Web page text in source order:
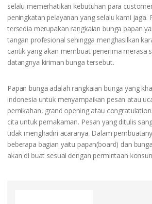
selalu memerhatikan kebutuhan para
peningkatan pelayanan yang selalu kami jaga.
tersedia merupakan rangkaian bunga papan
tangan profesional sehingga menghasilkan
cantik yang akan membuat penerima merasa
datangnya kiriman bunga tersebut.
Papan bunga adalah rangkaian bunga yang
indonesia untuk menyampaikan pesan atau
pernikahan, grand opening atau
cita untuk pemakaman. Pesan yang ditulis
tidak menghadiri acaranya. Dalam
beberapa bagian yaitu papan(board) dan
akan di buat sesuai dengan permintaan